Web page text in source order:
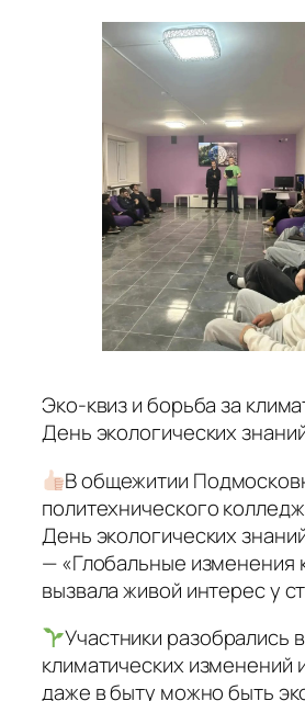
Эко-квиз и борьба за
День экологических
В общежитии
политехнического
День экологических
— «Глобальные изменения
вызвала живой интерес у
Участники разобрались
климатических изменений
даже в быту можно быть